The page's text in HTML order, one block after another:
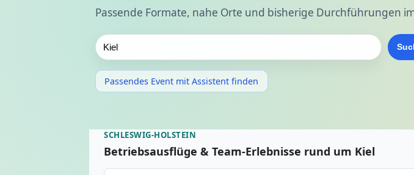
Passende Formate, nahe Orte und bisherige Durchführungen
Passendes Event mit Assistent finden
SCHLESWIG-HOLSTEIN
Betriebsausflüge & Team-Erlebnisse rund um Kiel